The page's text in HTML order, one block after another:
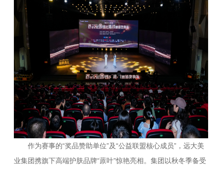
作为赛事的“奖品赞助单位”及“公益联盟核心成员”，远大美
业集团携旗下高端护肤品牌“蒝叶”惊艳亮相。集团以秋冬季备受